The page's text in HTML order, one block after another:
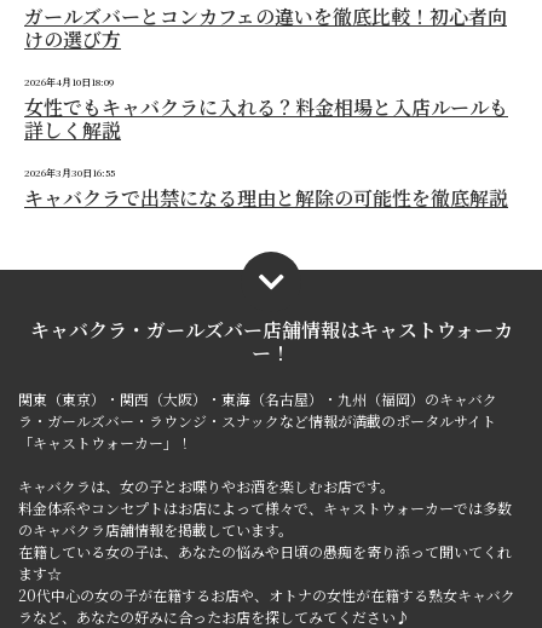
ガールズバーとコンカフェの違いを徹底比較！初心者向
けの選び方
2026年4月10日18:09
女性でもキャバクラに入れる？料金相場と入店ルールも
詳しく解説
2026年3月30日16:55
キャバクラで出禁になる理由と解除の可能性を徹底解説
キャバクラ・ガールズバー店舗情報はキャストウォーカ
ー！
関東（東京）・関西（大阪）・東海（名古屋）・九州（福岡）のキャバク
ラ・ガールズバー・ラウンジ・スナックなど情報が満載のポータルサイト
「キャストウォーカー」！
キャバクラは、女の子とお喋りやお酒を楽しむお店です。
料金体系やコンセプトはお店によって様々で、キャストウォーカーでは多数
のキャバクラ店舗情報を掲載しています。
在籍している女の子は、あなたの悩みや日頃の愚痴を寄り添って聞いてくれ
ます☆
20代中心の女の子が在籍するお店や、オトナの女性が在籍する熟女キャバク
ラなど、あなたの好みに合ったお店を探してみてください♪